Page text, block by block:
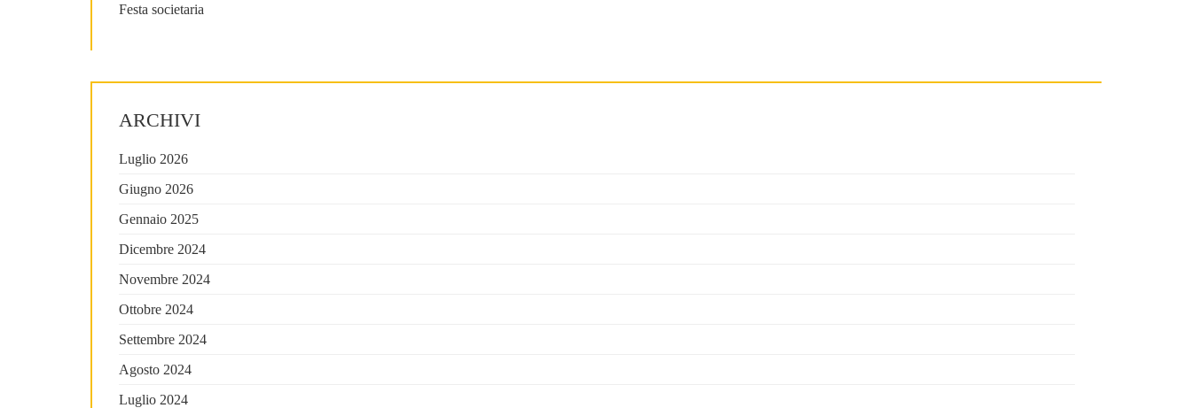
Festa societaria
ARCHIVI
Luglio 2026
Giugno 2026
Gennaio 2025
Dicembre 2024
Novembre 2024
Ottobre 2024
Settembre 2024
Agosto 2024
Luglio 2024